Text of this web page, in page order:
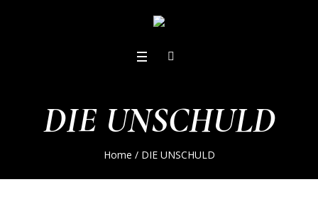
DIE UNSCHULD
Home / DIE UNSCHULD